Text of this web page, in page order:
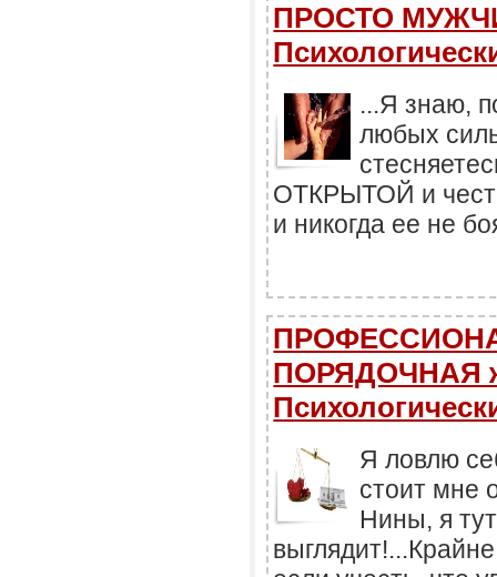
ПРОСТО
...Я знаю,
любых
ОТКРЫТОЙ и
и никогда ее не
ПОРЯДОЧНАЯ
Я ловлю
стоит мне
Нины, я